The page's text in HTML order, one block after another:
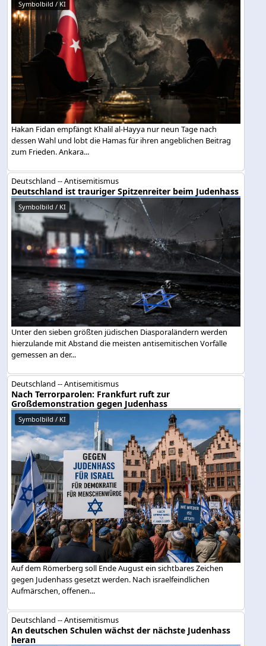
Symbolbild / KI
Hakan Fidan empfängt Khalil al-Hayya nur neun Tage nach
dessen Wahl und lobt die Hamas für ihren angeblichen Beitrag
zum Frieden. Ankara...
Deutschland -- Antisemitismus
Deutschland ist trauriger Spitzenreiter beim Judenhass
Symbolbild / KI
Unter den sieben größten jüdischen Diasporaländern werden
hierzulande mit Abstand die meisten antisemitischen Vorfälle
gemessen an der...
Deutschland -- Antisemitismus
Nach Terrorparolen: Frankfurt ruft zur
Großdemonstration gegen Judenhass
Symbolbild / KI
Auf dem Römerberg soll Ende August ein sichtbares Zeichen
gegen Judenhass gesetzt werden. Nach israelfeindlichen
Aufmärschen, offenen...
Deutschland -- Antisemitismus
An deutschen Schulen wächst der nächste Judenhass
heran